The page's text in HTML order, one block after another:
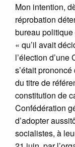
Mon intention,
réprobation
bureau
« qu’il avait
l’élection
s’était
du titre de
constitution de
Confédération
d’adopter
socialistes, à